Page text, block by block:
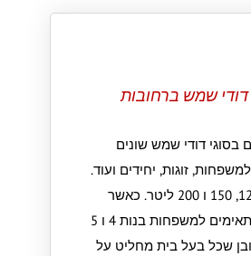
דודי שמש ברחובות
בסוגי דודי שמש שונים
זוגות, יחידים ועוד.
יש 80, 120, 150 ו 200 ליטר. כאשר
הבינוניים מתאימים למשפחות בנות 4 ו 5
שכל בעל בית מחליט על